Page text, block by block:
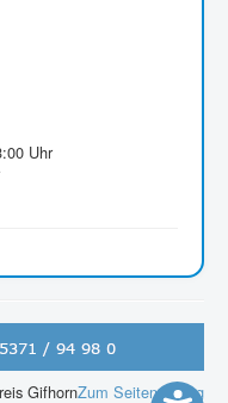
Uhr
Zum Seitenanfang
Gifhorn